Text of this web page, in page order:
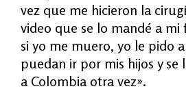
vez que me hicieron la
video que se lo mandé a mi
si yo me muero, yo le pido
puedan ir por mis hijos y se
a Colombia otra vez».